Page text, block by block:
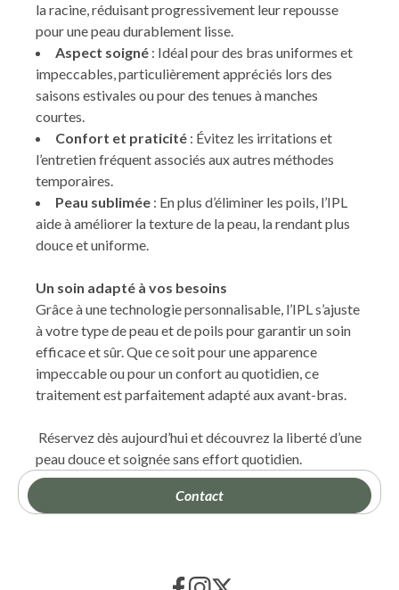
Contact
la racine, réduisant progressivement leur repousse
pour une peau durablement lisse.
Aspect soigné : Idéal pour des bras uniformes et
impeccables, particulièrement appréciés lors des
saisons estivales ou pour des tenues à manches
courtes.
Confort et praticité : Évitez les irritations et
l’entretien fréquent associés aux autres méthodes
temporaires.
Peau sublimée : En plus d’éliminer les poils, l’IPL
aide à améliorer la texture de la peau, la rendant plus
douce et uniforme.
Un soin adapté à vos besoins
Grâce à une technologie personnalisable, l’IPL s’ajuste
à votre type de peau et de poils pour garantir un soin
efficace et sûr. Que ce soit pour une apparence
impeccable ou pour un confort au quotidien, ce
traitement est parfaitement adapté aux avant-bras.
Réservez dès aujourd’hui et découvrez la liberté d’une
peau douce et soignée sans effort quotidien.